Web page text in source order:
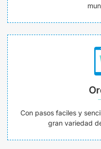
Con pasos faciles y
gran variedad